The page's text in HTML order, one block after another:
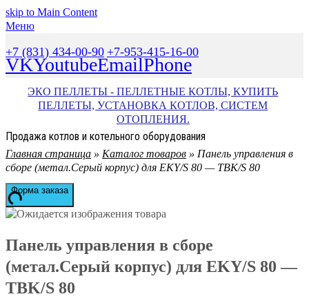
skip to Main Content
Меню
+7 (831) 434-00-90 +7-953-415-16-00
VKYoutubeEmailPhone
ЭКО ПЕЛЛЕТЫ - ПЕЛЛЕТНЫЕ КОТЛЫ, КУПИТЬ
ПЕЛЛЕТЫ, УСТАНОВКА КОТЛОВ, СИСТЕМ
ОТОПЛЕНИЯ.
Продажа котлов и котельного оборудования
Главная страница » Каталог товаров » Панель управления в
сборе (метал.Серый корпус) для EKY/S 80 — TBK/S 80
Форма заказа
Панель управления в сборе
(метал.Серый корпус) для EKY/S 80 —
TBK/S 80